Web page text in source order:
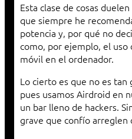
Esta clase de cosas
que siempre he
potencia y, por qué no
como, por ejemplo, el
móvil en el ordenador.
Lo cierto es que no es tan
pues usamos Airdroid en
un bar lleno de hackers.
grave que confío arreglen